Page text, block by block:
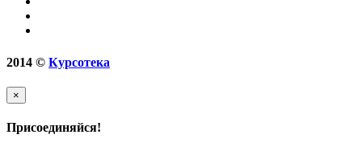
2014 © Курсотека
×
Присоединяйся!